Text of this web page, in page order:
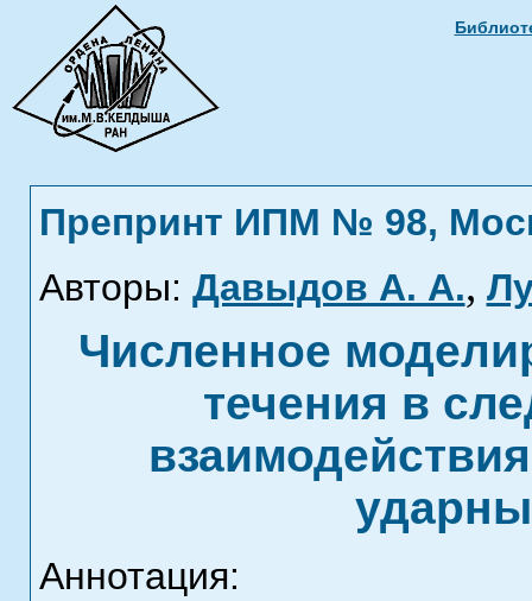
Препринт ИПМ № 98,
Авторы: Давыдов А. А.,
Численное
течения в
Аннотация: